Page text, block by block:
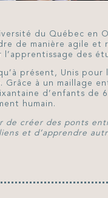
du Québec
de manière agile
des
présent, Unis
à un maillage
d’enfants
humain.
de créer des ponts
et d’apprendre